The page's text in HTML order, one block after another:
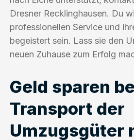
Dresner Recklinghausen. Du
professionellen Service und
begeistert sein. Lass sie den
neuen Zuhause zum Erfolg
Geld sparen
Transport der
Umzugsgüter